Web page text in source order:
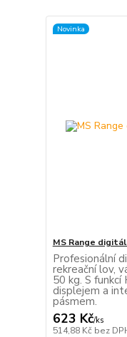
Novinka
MS Range
Profesionální
rekreační lov,
50 kg. S
displejem a
pásmem.
623 Kč/ks
514,88 Kč bez